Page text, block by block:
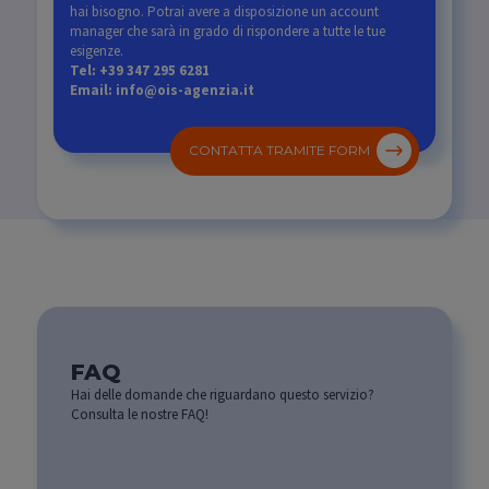
hai bisogno. Potrai avere a disposizione un account
manager che sarà in grado di rispondere a tutte le tue
esigenze.
Tel: +39 347 295 6281
Email: info@ois-agenzia.it
CONTATTA TRAMITE FORM
FAQ
Hai delle domande che riguardano questo servizio?
Consulta le nostre FAQ!